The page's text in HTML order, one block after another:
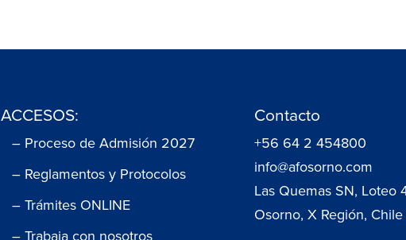
ACCESOS:
– Proceso de Admisión 2027
– Reglamentos y Protocolos
– Trámites ONLINE
– Trabaja con nosotros
Contacto
+56 64 2 454800
info@afosorno.com
Las Quemas SN, Loteo
Osorno, X Región, Chile